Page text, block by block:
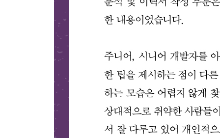
8 순서의 중요성
9 휴식은 대단히 중요하다
__더 읽을거리
10 실천 과제
19장 모든 일을 대비하라
1 무슨 일이 일어날 수 있을까
2 기본적인 대비 목표
3 현금 보유와 신용 거래
4 사회 안전망
5 보험